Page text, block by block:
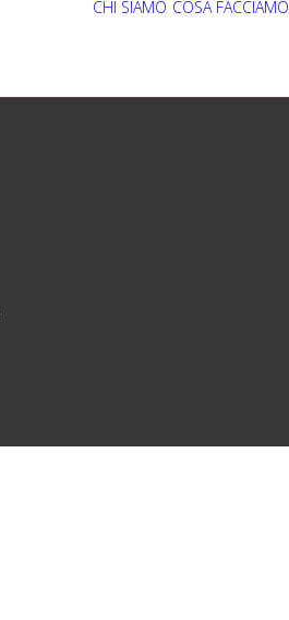
CHI SIAMO COSA FACCIAMO